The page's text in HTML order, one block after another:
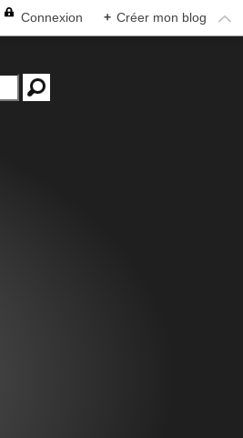
Connexion + Créer mon blog